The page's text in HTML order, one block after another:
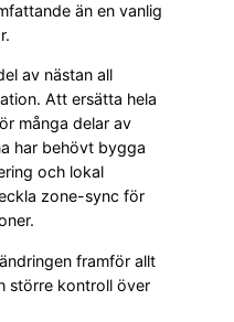
än en vanlig
av nästan all
Att ersätta hela
många delar av
har behövt bygga
och lokal
zone-sync för
framför allt
större kontroll över